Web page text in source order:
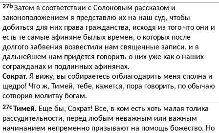
27b Затем в соответствии с Солоновым рассказом и
законоположением я представлю их на наш суд, чтобы
добиться для них права гражданства, исходя из того что они и
есть те самые афиняне былых времен, о которых после
долгого забвения возвестили нам священные записи, и в
дальнейшем нам придется говорить о них уже как о наших
согражданах и подлинных афинянах.
Сократ. Я вижу, вы собираетесь отблагодарить меня сполна и
щедро! Что ж, Тимей, тебе, кажется, пора говорить, по обычаю
сотворив молитву богам.
27cТимей. Еще бы, Сократ! Все, в ком есть хоть малая толика
рассудительности, перед любым неважным или важным
начинанием непременно призывают на помощь божество. Но